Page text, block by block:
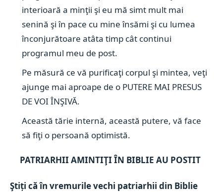
interioară a minţii şi eu mă simt mult mai
senină şi în pace cu mine însămi şi cu lumea
înconjurătoare atâta timp cât continui
programul meu de post.
Pe măsură ce vă purificaţi corpul şi mintea, veţi
ajunge mai aproape de o PUTERE MAI PRESUS
DE VOI ÎNŞIVĂ.
Această tărie internă, această putere, vă face
să fiţi o persoană optimistă.
PATRIARHII AMINTIŢI ÎN BIBLIE AU POSTIT
Ştiți că în vremurile vechi patriarhii din Biblie